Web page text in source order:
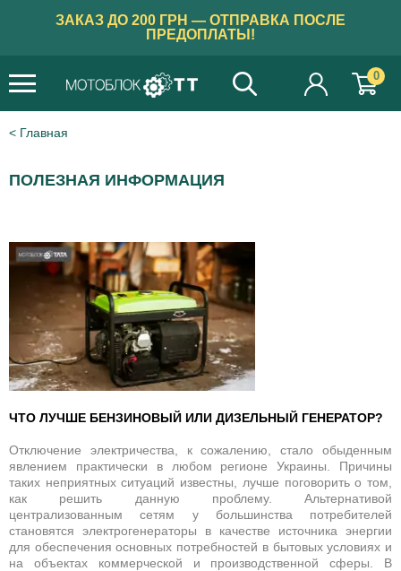
ЗАКАЗ ДО 200 ГРН — ОТПРАВКА ПОСЛЕ
ПРЕДОПЛАТЫ!
0
Главная
ПОЛЕЗНАЯ ИНФОРМАЦИЯ
ЧТО ЛУЧШЕ БЕНЗИНОВЫЙ ИЛИ ДИЗЕЛЬНЫЙ ГЕНЕРАТОР?
Отключение электричества, к сожалению, стало обыденным
явлением практически в любом регионе Украины. Причины
таких неприятных ситуаций известны, лучше поговорить о том,
как решить данную проблему. Альтернативой
централизованным сетям у большинства потребителей
становятся электрогенераторы в качестве источника энергии
для обеспечения основных потребностей в бытовых условиях и
на объектах коммерческой и производственной сферы. В